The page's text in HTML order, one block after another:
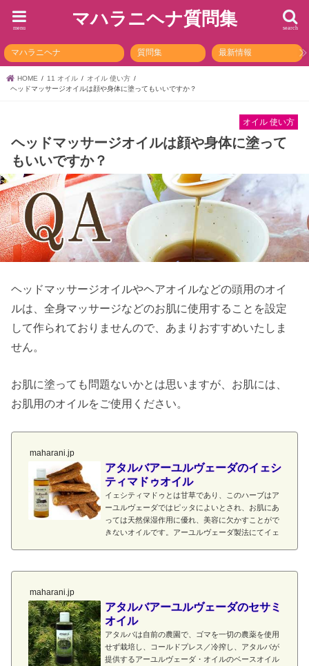
マハラニヘナ質問集 search
menu
マハラニヘナ 質問集 最新情報
HOME 11 オイル
オイル 使い方
ヘッドマッサージオイルは顔や身体に塗ってもいいですか？
オイル 使い方
ヘッドマッサージオイルは顔や身体に塗って
もいいですか？
ヘッドマッサージオイルやヘアオイルなどの頭用のオイ
ルは、全身マッサージなどのお肌に使用することを設定
して作られておりませんので、あまりおすすめいたしま
せん。
お肌に塗っても問題ないかとは思いますが、お肌には、
お肌用のオイルをご使用ください。
maharani.jp
アタルバアーユルヴェーダのイェシ
ティマドゥオイル
イェシティマドゥとは甘草であり、このハーブはア
ーユルヴェーダではピッタによいとされ、お肌にあ
っては天然保湿作用に優れ、美容に欠かすことがで
きないオイルです。アーユルヴェーダ製法にてイェ
ではありません。用途：マッサージオイルなど。
maharani.jp
アタルバアーユルヴェーダのセサミ
オイル
アタルバは自前の農園で、ゴマを一切の農薬を使用
せず栽培し、コールドプレス／冷搾し、アタルバが
提供するアーユルヴェーダ・オイルのベースオイル